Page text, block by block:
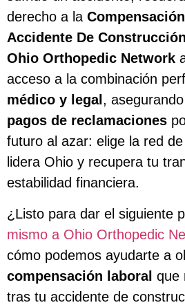
derecho a la
Accidente De
Ohio Orthopedic Network
acceso a la combinación
médico y legal ,
pagos de reclamaciones
futuro al azar: elige la red
lidera Ohio y recupera tu
estabilidad financiera.
¿Listo para dar el siguiente
mismo a Ohio Orthopedic
cómo podemos ayudarte a
compensación laboral que
tras tu accidente de